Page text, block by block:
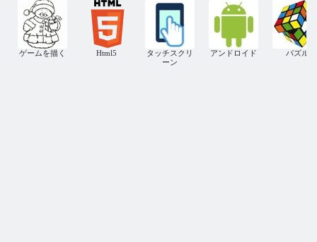
ゲームを描く Html5
タッチスクリ
ーン
アンドロイド パズル